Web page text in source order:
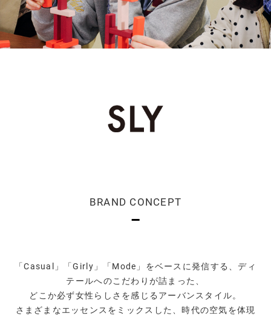
BRAND CONCEPT
「Casual」「Girly」「Mode」をベースに発信する、ディ
テールへのこだわりが詰まった、
どこか必ず女性らしさを感じるアーバンスタイル。
さまざまなエッセンスをミックスした、時代の空気を体現